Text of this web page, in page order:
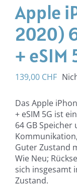
Apple
2020)
+ eSIM
139,00 CHF
Das Apple
+ eSIM 5G ist
64 GB
Guter Zustand
Wie Neu;
sich insgesamt
Zustand.